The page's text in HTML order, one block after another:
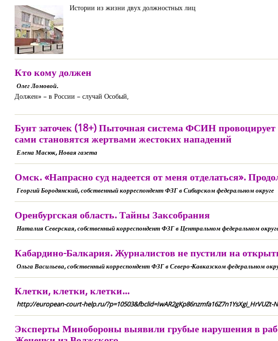
Истории из жизни двух должностных лиц
Кто кому должен
Олег Ломовой.
Должен» – в России – случай Особый,
Бунт заточек (18+) Пыточная система ФСИН
сами становятся жертвами жестоких нападений
Елена Масюк, Новая газета
Омск. «Напрасно суд надеется от меня отделаться».
Георгий Бородянский, собственный корреспондент ФЗГ в Сибирском федеральном округе
Оренбургская область. Тайны Заксобрания
Наталия Северская, собственный корреспондент ФЗГ в Центральном федеральном
Кабардино-Балкария. Журналистов не пустили на
Ольга Васильева, собственный корреспондент ФЗГ в Северо-Кавказском федеральном
Клетки, клетки, клетки...
http://european-court-help.ru/?p=10503&fbclid=IwAR2gKp86nzmfa16Z7n1YsXgi_HrVUZt-
Эксперты Минобороны выявили грубые нарушения в